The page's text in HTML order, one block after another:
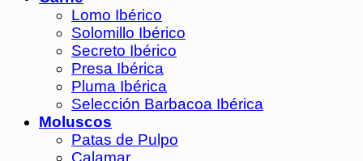
Lomo Ibérico
Solomillo Ibérico
Secreto Ibérico
Presa Ibérica
Pluma Ibérica
Selección Barbacoa Ibérica
Moluscos
Patas de Pulpo
Calamar